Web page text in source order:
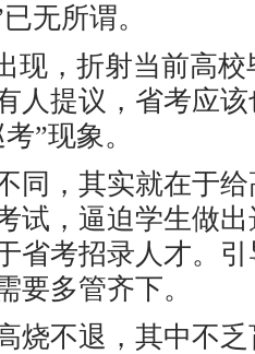
无所谓。
，折射当前高校
人提议，省考应
”现象。
，其实就在于给
试，逼迫学生做
省考招录人才。
要多管齐下。
不退，其中不乏